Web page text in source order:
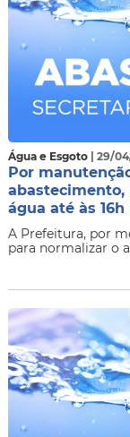
Água e Esgoto | 29/
Por
água até às
​A Prefeitura, por
para normalizar o